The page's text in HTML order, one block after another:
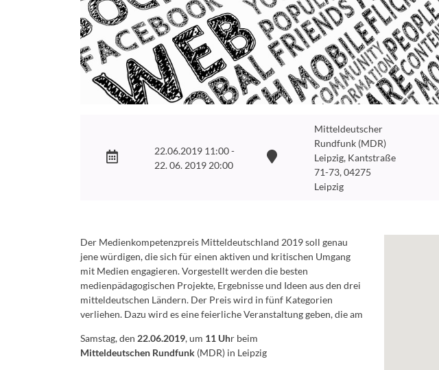
22.06.2019 11:00 -
22. 06. 2019 20:00
Mitteldeutscher
Rundfunk (MDR)
Leipzig, Kantstraße
71-73, 04275
Leipzig
Der Medienkompetenzpreis Mitteldeutschland 2019 soll genau
jene würdigen, die sich für einen aktiven und kritischen Umgang
mit Medien engagieren. Vorgestellt werden die besten
medienpädagogischen Projekte, Ergebnisse und Ideen aus den drei
mitteldeutschen Ländern. Der Preis wird in fünf Kategorien
verliehen. Dazu wird es eine feierliche Veranstaltung geben, die am
Samstag, den 22.06.2019, um 11 Uhr beim
Mitteldeutschen Rundfunk (MDR) in Leipzig